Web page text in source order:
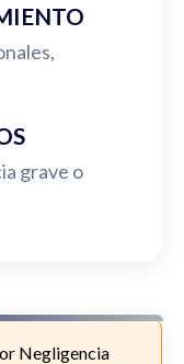
grave o
Negligencia